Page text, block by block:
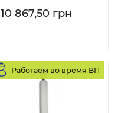
10 867,50 грн
Работаем во время ВП